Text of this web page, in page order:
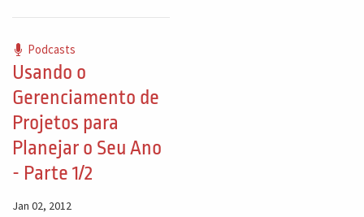
Podcasts
Usando o
Gerenciamento de
Projetos para
Planejar o Seu Ano
- Parte 1/2
Jan 02, 2012